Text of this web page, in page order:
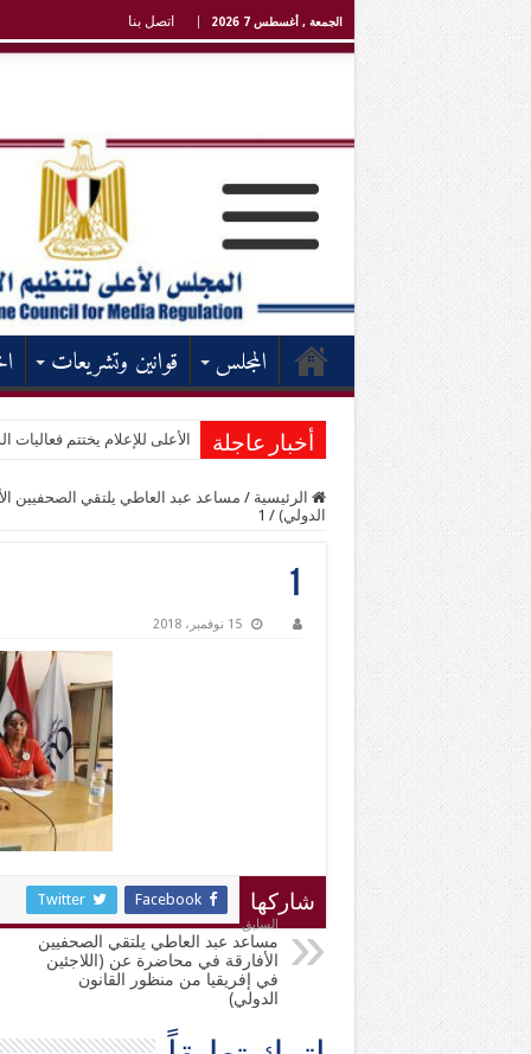
الجمعة , أغسطس 7 2026 اتصل بنا
المجلس قوانين وتشريعات
أخبار عاجلة الأعلى للإعلام يختتم فعاليات
الرئيسية / مساعد عبد العاطي يلتقي الصحفيين
الدولي) /
1
1
15 نوفمبر، 2018
شاركها Facebook
Twitter
السابق
مساعد عبد العاطي يلتقي الصحفيين
الأفارقة في محاضرة عن (اللاجئين
في إفريقيا من منظور القانون
الدولي)